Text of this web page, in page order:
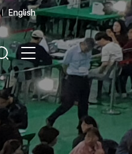
English